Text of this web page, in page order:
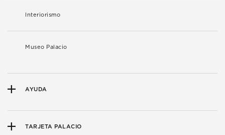
Interiorismo
Museo Palacio
AYUDA
TARJETA PALACIO